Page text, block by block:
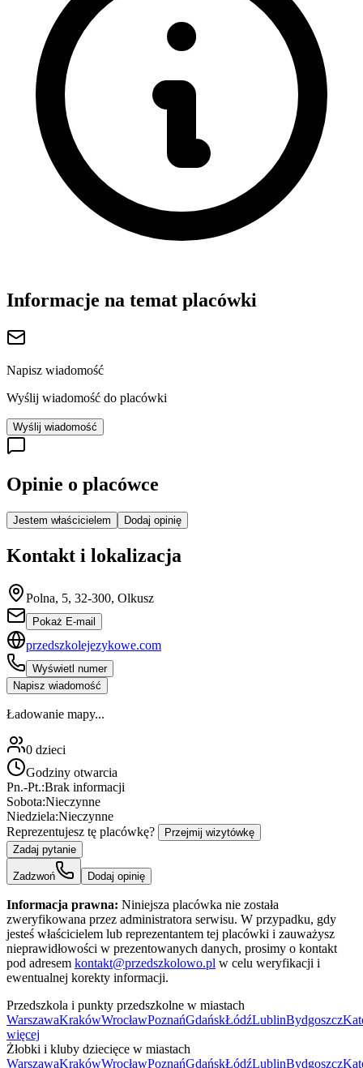
Informacje na temat placówki
Napisz wiadomość
Wyślij wiadomość do placówki
Wyślij wiadomość
Opinie o placówce
Jestem właścicielem Dodaj opinię
Kontakt i lokalizacja
Polna, 5, 32-300, Olkusz
Pokaż E-mail
przedszkolejezykowe.com
Wyświetl numer
Napisz wiadomość
Ładowanie mapy...
0 dzieci
Godziny otwarcia
Pn.-Pt.:Brak informacji
Sobota:Nieczynne
Niedziela:Nieczynne
Reprezentujesz tę placówkę?
Przejmij wizytówkę
Zadaj pytanie
Zadzwoń Dodaj opinię
Informacja prawna: Niniejsza placówka nie została
zweryfikowana przez administratora serwisu. W przypadku, gdy
jesteś właścicielem lub reprezentantem tej placówki i zauważysz
nieprawidłowości w prezentowanych danych, prosimy o kontakt
pod adresem kontakt@przedszkolowo.pl w celu weryfikacji i
ewentualnej korekty informacji.
Przedszkola i punkty przedszkolne w miastach
WarszawaKrakówWrocławPoznańGdańskŁódźLublinBydgoszcz
więcej
Żłobki i kluby dziecięce w miastach
WarszawaKrakówWrocławPoznańGdańskŁódźLublinBydgoszcz